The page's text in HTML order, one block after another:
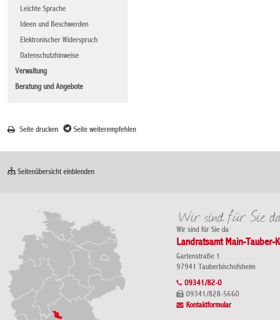
Leichte Sprache
Ideen und Beschwerden
Elektronischer Widerspruch
Datenschutzhinweise
Verwaltung
Beratung und Angebote
Seite drucken Seite weiterempfehlen
Seitenübersicht einblenden
Wir sind für Sie da
Landratsamt Main-Tauber-
Gartenstraße 1
97941 Tauberbischofsheim
09341/82-0
09341/828-5660
Kontaktformular